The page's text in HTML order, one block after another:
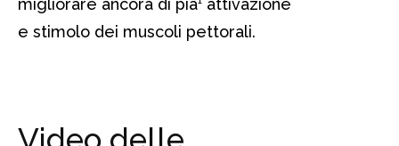
migliorare ancora di pià¹ attivazione
e stimolo dei muscoli pettorali.